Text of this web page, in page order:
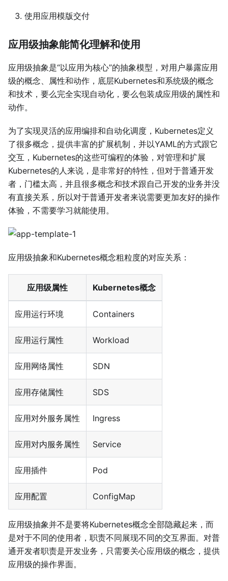
使用应用模版交付
应用级抽象能简化理解和使用
应用级抽象是“以应用为核心”的抽象模型，对用户暴露应用
级的概念、属性和动作，底层Kubernetes和系统级的概念
和技术，要么完全实现自动化，要么包装成应用级的属性和
动作。
为了实现灵活的应用编排和自动化调度，Kubernetes定义
了很多概念，提供丰富的扩展机制，并以YAML的方式跟它
交互，Kubernetes的这些可编程的体验，对管理和扩展
Kubernetes的人来说，是非常好的特性，但对于普通开发
者，门槛太高，并且很多概念和技术跟自己开发的业务并没
有直接关系，所以对于普通开发者来说需要更加友好的操作
体验，不需要学习就能使用。
应用级抽象和Kubernetes概念粗粒度的对应关系：
应用级属性 Kubernetes概念
应用运行环境 Containers
应用运行属性 Workload
应用网络属性 SDN
应用存储属性 SDS
应用对外服务属性 Ingress
应用对内服务属性 Service
应用插件 Pod
应用配置 ConfigMap
应用级抽象并不是要将Kubernetes概念全部隐藏起来，而
是对于不同的使用者，职责不同展现不同的交互界面。对普
通开发者职责是开发业务，只需要关心应用级的概念，提供
应用级的操作界面。